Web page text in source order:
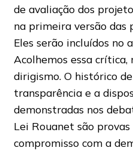
de avaliação dos
na primeira versão das
Eles serão incluídos no
Acolhemos essa crítica,
dirigismo. O histórico
transparência e a
demonstradas nos
Lei Rouanet são
compromisso com a